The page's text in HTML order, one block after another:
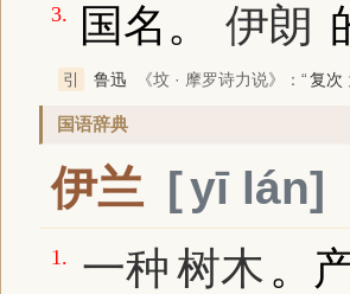
3. 国名。 伊朗
引 鲁迅 《坟 · 摩罗诗力说》 ：“复次
国语辞典
伊兰 yī lán
1. 一种树木。